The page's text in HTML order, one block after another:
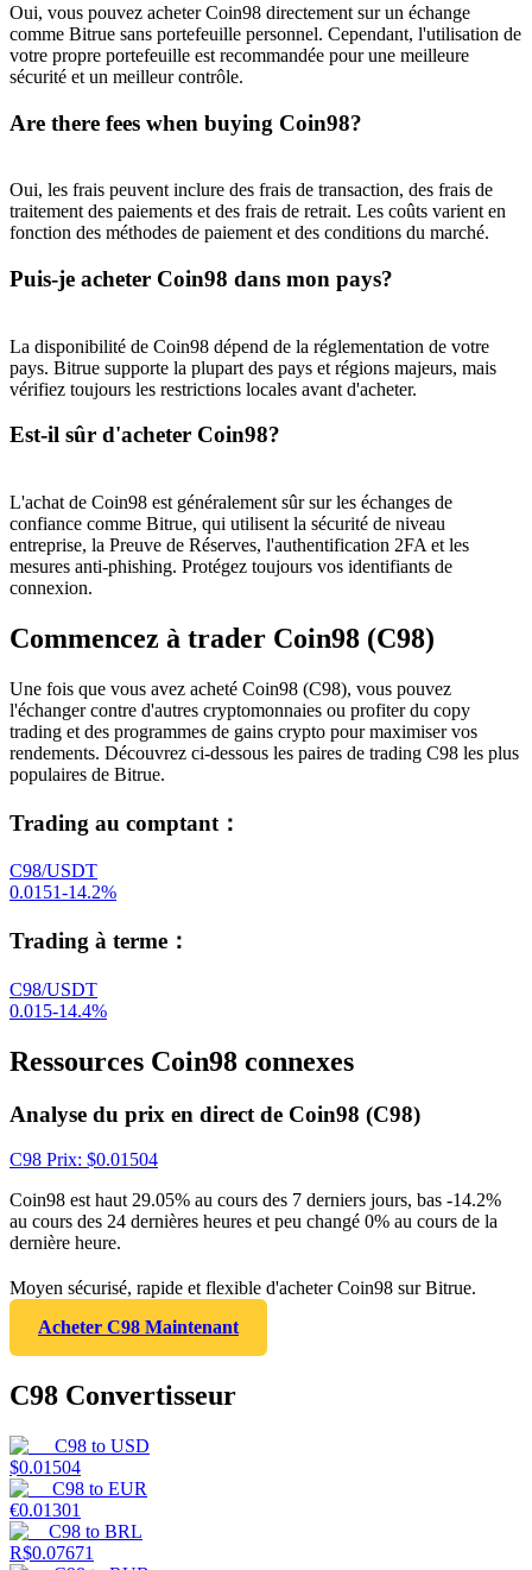
Oui, vous pouvez acheter Coin98 directement sur un échange
comme Bitrue sans portefeuille personnel. Cependant, l'utilisation de
votre propre portefeuille est recommandée pour une meilleure
sécurité et un meilleur contrôle.
Are there fees when buying Coin98?
Oui, les frais peuvent inclure des frais de transaction, des frais de
traitement des paiements et des frais de retrait. Les coûts varient en
fonction des méthodes de paiement et des conditions du marché.
Puis-je acheter Coin98 dans mon pays?
La disponibilité de Coin98 dépend de la réglementation de votre
pays. Bitrue supporte la plupart des pays et régions majeurs, mais
vérifiez toujours les restrictions locales avant d'acheter.
Est-il sûr d'acheter Coin98?
L'achat de Coin98 est généralement sûr sur les échanges de
confiance comme Bitrue, qui utilisent la sécurité de niveau
entreprise, la Preuve de Réserves, l'authentification 2FA et les
mesures anti-phishing. Protégez toujours vos identifiants de
connexion.
Commencez à trader Coin98 (C98)
Une fois que vous avez acheté Coin98 (C98), vous pouvez
l'échanger contre d'autres cryptomonnaies ou profiter du copy
trading et des programmes de gains crypto pour maximiser vos
rendements. Découvrez ci-dessous les paires de trading C98 les plus
populaires de Bitrue.
Trading au comptant ：
C98/USDT
0.0151-14.2%
Trading à terme ：
C98/USDT
0.015-14.4%
Ressources Coin98 connexes
Analyse du prix en direct de Coin98 (C98)
C98 Prix: $0.01504
Coin98 est haut 29.05% au cours des 7 derniers jours, bas -14.2%
au cours des 24 dernières heures et peu changé 0% au cours de la
dernière heure.
Moyen sécurisé, rapide et flexible d'acheter Coin98 sur Bitrue.
Acheter C98 Maintenant
C98 Convertisseur
C98 to USD
$0.01504
C98 to EUR
€0.01301
C98 to BRL
R$0.07671